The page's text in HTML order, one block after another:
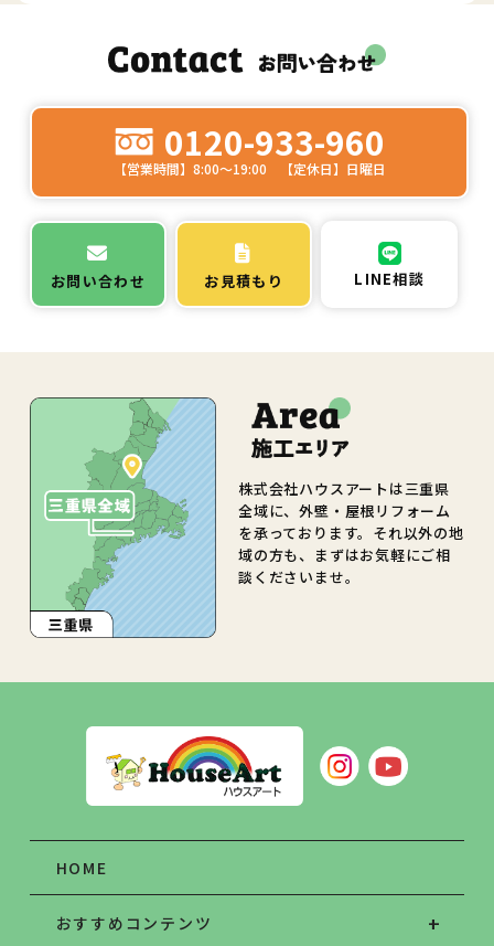
0120-933-960
【営業時間】8:00～19:00 【定休日】日曜日
お問い合わせ お見積もり LINE相談
株式会社ハウスアートは三重県
全域に、外壁・屋根リフォーム
を承っております。それ以外の地
域の方も、まずはお気軽にご相
談くださいませ。
HOME
おすすめコンテンツ